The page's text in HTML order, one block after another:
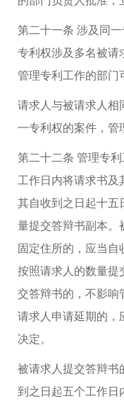
第二十一条 涉及同
专利权涉及多名被请
管理专利工作的部门
请求人与被请求人相
一专利权的案件，管
第二十二条 管理专
工作日内将请求书
其自收到之日起十五
量提交答辩书副本
固定住所的，应当
按照请求人的数量提
交答辩书的，不影响
请求人申请延期的，
决定。
被请求人提交答辩书
到之日起五个工作日